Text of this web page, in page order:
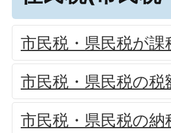
市民税・県民税が課
市民税・県民税の税
市民税・県民税の納